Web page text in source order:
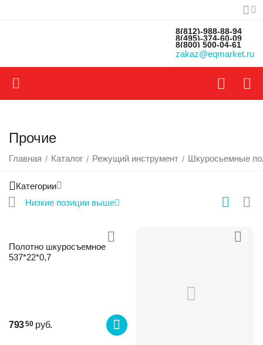
8(812)-988-88-94
8(495)-374-60-09
8(800) 500-04-61
zakaz@eqmarket.ru
Прочие
Главная / Каталог / Режущий инструмент / Шкуросьемные
Категории
Низкие позиции выше
Полотно шкуросъемное
537*22*0,7
79350 руб.